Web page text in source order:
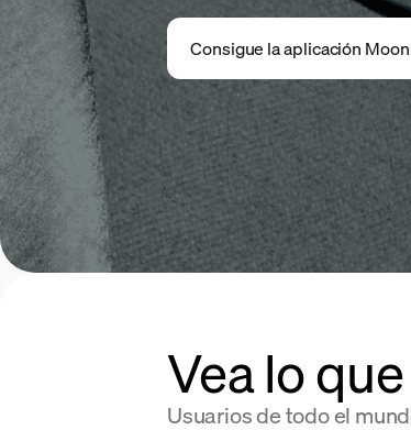
Consigue la aplicación
Vea lo
Usuarios de todo el